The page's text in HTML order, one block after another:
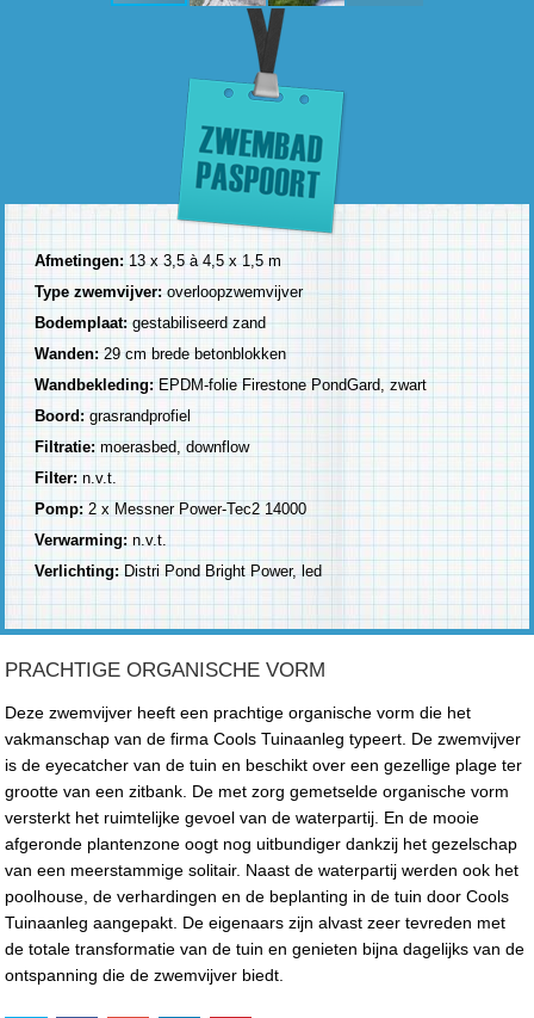
Afmetingen:13 x 3,5 à 4,5 x 1,5 m
Type zwemvijver:overloopzwemvijver
Bodemplaat: gestabiliseerd zand
Wanden: 29 cm brede betonblokken
Wandbekleding:EPDM-folie Firestone PondGard, zwart
Boord:grasrandprofiel
Filtratie: moerasbed, downflow
Filter:n.v.t.
Pomp:2 x Messner Power-Tec2 14000
Verwarming:n.v.t.
Verlichting:Distri Pond Bright Power, led
PRACHTIGE ORGANISCHE VORM
Deze zwemvijver heeft een prachtige organische vorm die het
vakmanschap van de firma Cools Tuinaanleg typeert. De zwemvijver
is de eyecatcher van de tuin en beschikt over een gezellige plage ter
grootte van een zitbank. De met zorg gemetselde organische vorm
versterkt het ruimtelijke gevoel van de waterpartij. En de mooie
afgeronde plantenzone oogt nog uitbundiger dankzij het gezelschap
van een meerstammige solitair. Naast de waterpartij werden ook het
poolhouse, de verhardingen en de beplanting in de tuin door Cools
Tuinaanleg aangepakt. De eigenaars zijn alvast zeer tevreden met
de totale transformatie van de tuin en genieten bijna dagelijks van de
ontspanning die de zwemvijver biedt.